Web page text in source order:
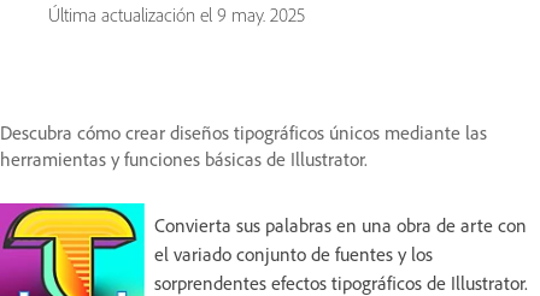
Última actualización el 9 may. 2025
Descubra cómo crear diseños tipográficos únicos mediante las
herramientas y funciones básicas de Illustrator.
Convierta sus palabras en una obra de arte con
el variado conjunto de fuentes y los
sorprendentes efectos tipográficos de Illustrator.